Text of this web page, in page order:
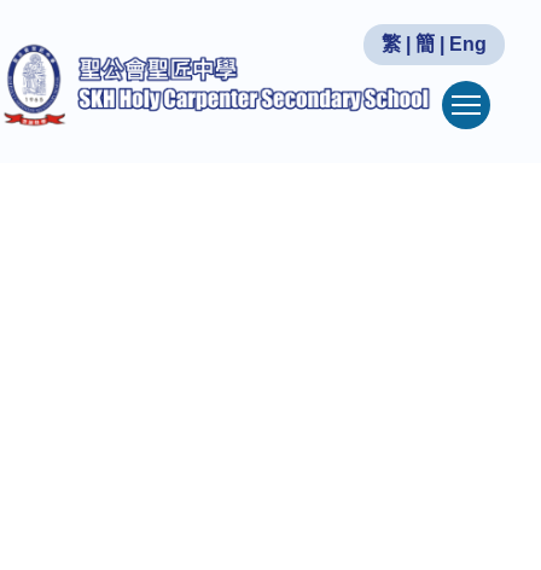
繁 簡 Eng